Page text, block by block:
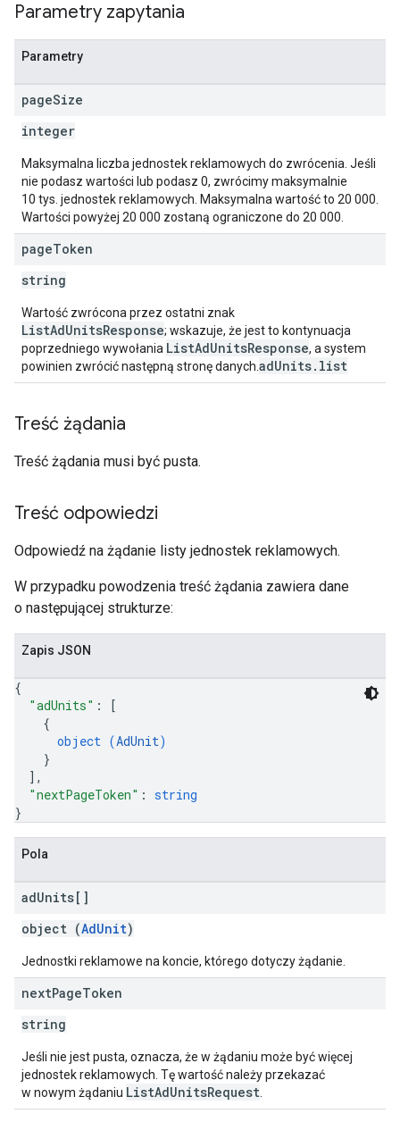
Parametry zapytania
Parametry
pageSize
integer
Maksymalna liczba jednostek reklamowych do zwrócenia. Jeśli
nie podasz wartości lub podasz 0, zwrócimy maksymalnie
10 tys. jednostek reklamowych. Maksymalna wartość to 20 000.
Wartości powyżej 20 000 zostaną ograniczone do 20 000.
pageToken
string
Wartość zwrócona przez ostatni znak
ListAdUnitsResponse; wskazuje, że jest to kontynuacja
poprzedniego wywołania ListAdUnitsResponse, a system
powinien zwrócić następną stronę danych. adUnits.list
Treść żądania
Treść żądania musi być pusta.
Treść odpowiedzi
Odpowiedź na żądanie listy jednostek reklamowych.
W przypadku powodzenia treść żądania zawiera dane
o następującej strukturze:
Zapis JSON
{
"adUnits" :
[
{
object (AdUnit)
}
] ,
"nextPageToken" : string
}
Pola
adUnits[]
object (AdUnit)
Jednostki reklamowe na koncie, którego dotyczy żądanie.
nextPageToken
string
Jeśli nie jest pusta, oznacza, że w żądaniu może być więcej
jednostek reklamowych. Tę wartość należy przekazać
w nowym żądaniu ListAdUnitsRequest